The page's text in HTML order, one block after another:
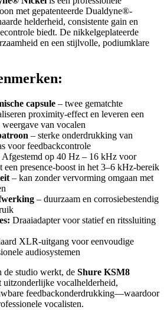
met gepatenteerde Dualdyne®-
helderheid, consistente gain en
biedt. De nikkelgeplateerde
en een stijlvolle, podiumklare
capsule – twee gematchte
proximity-effect en leveren een
van vocalen
– sterke onderdrukking van
voor feedbackcontrole
Afgestemd op 40 Hz – 16 kHz voor
een presence‑boost in het 3–6 kHz‑bereik
– kan zonder vervorming omgaan met
– duurzaam en corrosiebestendig
Draaiadapter voor statief en ritssluiting
XLR-uitgang voor eenvoudige
audiosystemen
de studio werkt, de Shure KSM8
uitzonderlijke vocalhelderheid,
feedbackonderdrukking—waardoor
vocalisten.